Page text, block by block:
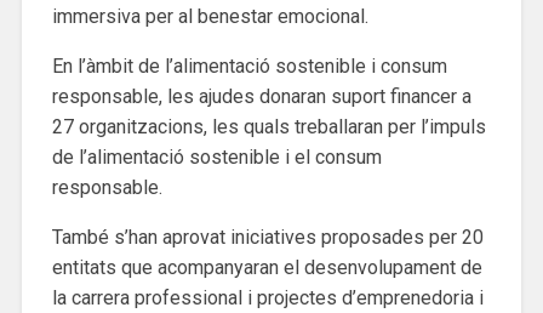
immersiva per al benestar emocional.
En l’àmbit de l’alimentació sostenible i consum
responsable, les ajudes donaran suport financer a
27 organitzacions, les quals treballaran per l’impuls
de l’alimentació sostenible i el consum
responsable.
També s’han aprovat iniciatives proposades per 20
entitats que acompanyaran el desenvolupament de
la carrera professional i projectes d’emprenedoria i